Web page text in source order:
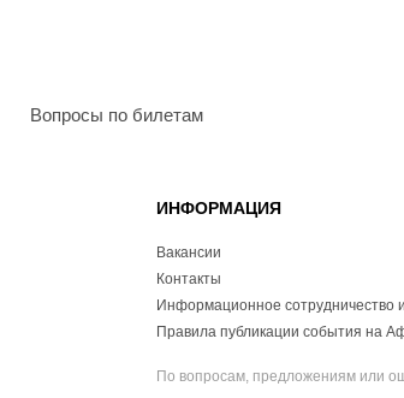
Вопросы по билетам
ИНФОРМАЦИЯ
Вакансии
Контакты
Информационное
Правила публикации события на
По вопросам, предложениям или